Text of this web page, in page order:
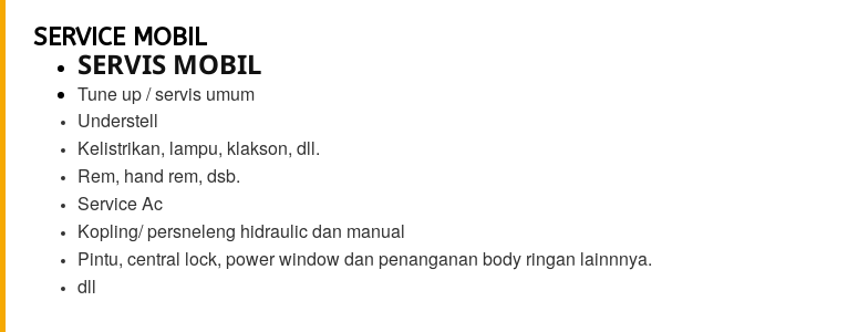
SERVICE MOBIL
SERVIS MOBIL
Tune up / servis umum
Understell
Kelistrikan, lampu, klakson, dll.
Rem, hand rem, dsb.
Service Ac
Kopling/ persneleng hidraulic dan manual
Pintu, central lock, power window dan penanganan body ringan lainnnya.
dll